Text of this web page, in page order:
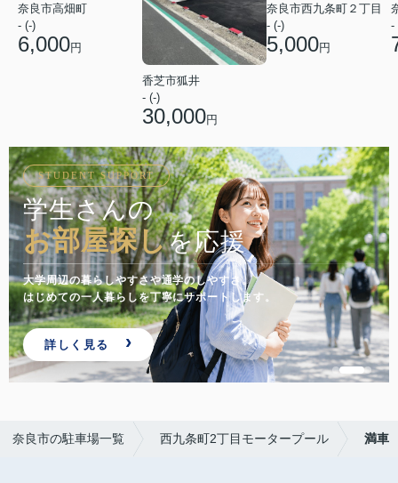
奈良市高畑町
- (-)
6,000円
香芝市狐井
- (-)
30,000円
奈良市西九条町２丁目
- (-)
5,000円
-
STUDENT SUPPORT
学生さんの
お部屋探しを応援
大学周辺の暮らしやすさや通学のしやすさ。
はじめての一人暮らしを丁寧にサポートします。
詳しく見る
奈良市の駐車場一覧 西九条町2丁目モータープール 満車